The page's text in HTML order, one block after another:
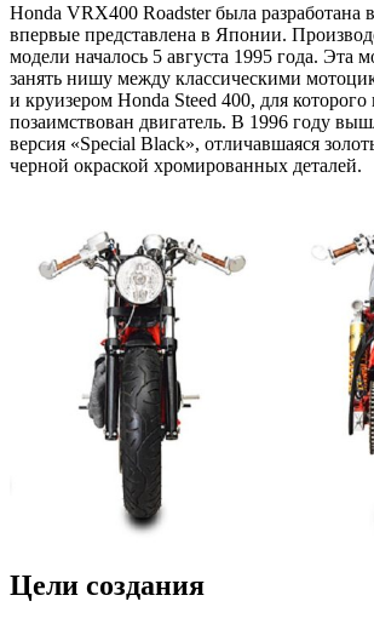
Honda VRX400 Roadster была разработана
впервые представлена в Японии.
модели началось 5 августа 1995 года. Эта
занять нишу между классическими
и круизером Honda Steed 400, для
позаимствован двигатель. В 1996 году
версия «Special Black», отличавшаяся
черной окраской хромированных деталей.
Цели создания